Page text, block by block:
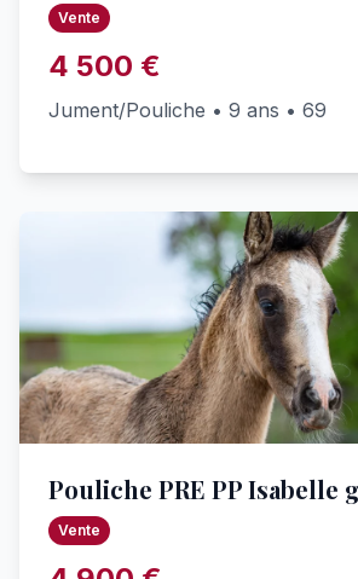
Vente
4 500 €
Jument/Pouliche • 9 ans • 69
Pouliche PRE PP Isabelle
Vente